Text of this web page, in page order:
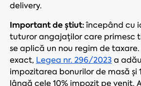
delivery.
Important de știut:începând cu
tuturor angajaților care primesc
se aplică un nou regim de
exact, Legea nr. 296/2023 a
impozitarea bonurilor de masă și
lângă cele 10% impozit pe venit.